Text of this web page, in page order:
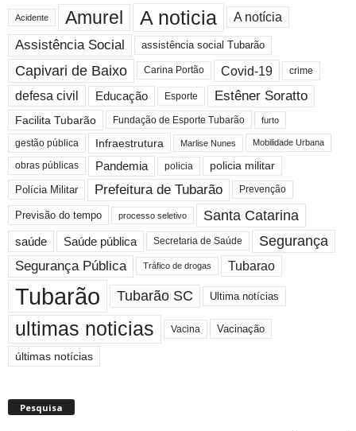
Acidente Amurel A noticia A notícia
Assistência Social assistência social Tubarão
Capivari de Baixo Carina Portão Covid-19 crime
defesa civil Educação Esporte Estêner Soratto
Facilita Tubarão Fundação de Esporte Tubarão furto
gestão pública Infraestrutura Marlise Nunes Mobilidade Urbana
obras públicas Pandemia policia
policia militar
Polícia Militar
Prefeitura de Tubarão Prevenção
Previsão do tempo processo seletivo Santa Catarina
saúde Saúde pública Secretaria de Saúde Segurança
Segurança Pública Tráfico de drogas Tubarao
Tubarão Tubarão SC Ultima notícias
ultimas noticias Vacina Vacinação
últimas notícias
Pesquisa